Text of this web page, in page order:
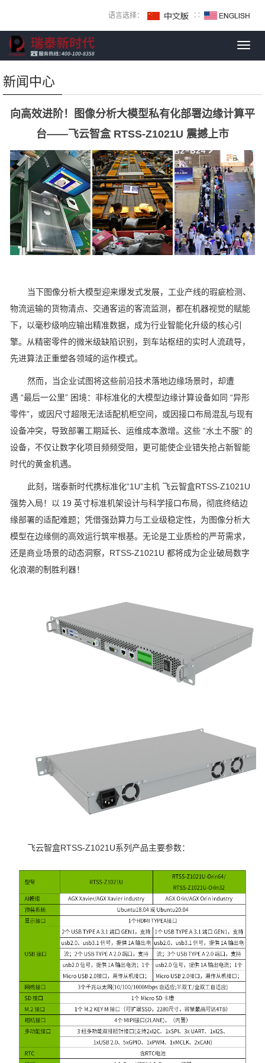
语言选择： ∷
新闻中心
向高效进阶！图像分析大模型私有化部署边缘计算平
台——飞云智盒 RTSS-Z1021U 震撼上市
当下图像分析大模型迎来爆发式发展，工业产线的瑕疵检测、
物流运输的货物清点、交通客运的客流监测，都在机器视觉的赋能
下，以毫秒级响应输出精准数据，成为行业智能化升级的核心引
擎。从精密零件的微米级缺陷识别，到车站枢纽的实时人流疏导，
先进算法正重塑各领域的运作模式。
然而，当企业试图将这些前沿技术落地边缘场景时，却遭
遇 “最后一公里” 困境：非标准化的大模型边缘计算设备如同 “异形
零件”，或因尺寸超限无法适配机柜空间，或因接口布局混乱与现有
设备冲突，导致部署工期延长、运维成本激增。这些 “水土不服” 的
设备，不仅让数字化项目频频受阻，更可能使企业错失抢占新智能
时代的黄金机遇。
此刻，瑞泰新时代携标准化“1U”主机 飞云智盒RTSS-Z1021U
强势入局！以 19 英寸标准机架设计与科学接口布局，彻底终结边
缘部署的适配难题；凭借强劲算力与工业级稳定性，为图像分析大
模型在边缘侧的高效运行筑牢根基。无论是工业质检的严苛需求，
还是商业场景的动态洞察，RTSS-Z1021U 都将成为企业破局数字
化浪潮的制胜利器！
飞云智盒RTSS-Z1021U系列产品主要参数：